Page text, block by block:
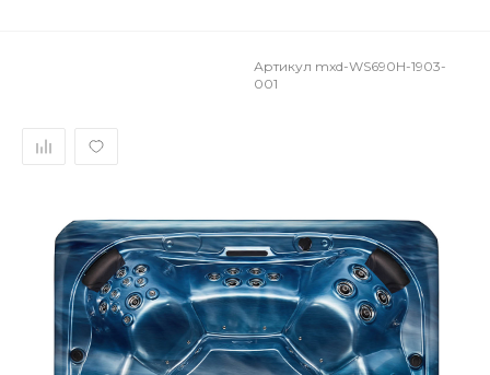
Артикул mxd-WS690H-1903-
001